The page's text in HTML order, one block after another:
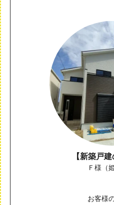
【新築戸
Ｆ様（
お客様